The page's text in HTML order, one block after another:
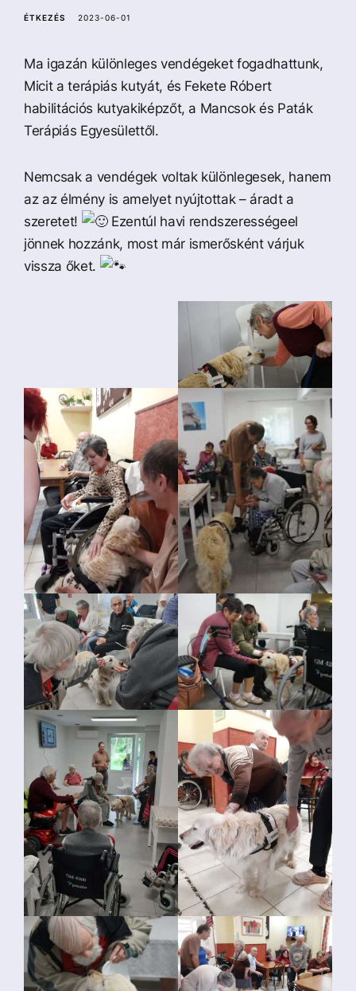
a
ÉTKEZÉS 2023-06-01
Ma igazán különleges vendégeket fogadhattunk,
Micit a terápiás kutyát, és Fekete Róbert
habilitációs kutyakiképzőt, a Mancsok és Paták
Terápiás Egyesülettől.
Nemcsak a vendégek voltak különlegesek, hanem
az az élmény is amelyet nyújtottak – áradt a
szeretet!
Ezentúl havi rendszerességeel
jönnek hozzánk, most már ismerősként várjuk
vissza őket.